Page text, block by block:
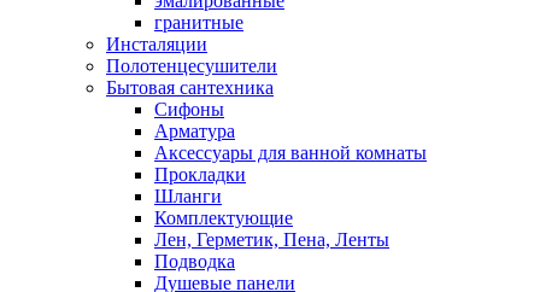
гранитные
Инсталяции
Полотенцесушители
Бытовая сантехника
Сифоны
Арматура
Аксессуары для ванной комнаты
Прокладки
Шланги
Комплектующие
Лен, Герметик, Пена, Ленты
Подводка
Душевые панели